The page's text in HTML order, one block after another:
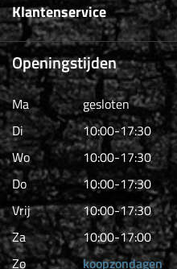
Klantenservice
Openingstijden
Ma
gesloten
Di
10:00-17:30
Wo
10:00-17:30
Do
10:00-17:30
Vrij
10:00-17:30
Za
10:00-17:00
Zo
koopzondagen